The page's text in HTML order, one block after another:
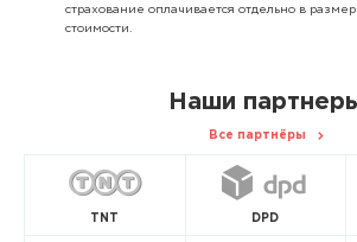
страхование оплачивается отдельно в
стоимости.
Наши
Все партнёры
TNT DPD